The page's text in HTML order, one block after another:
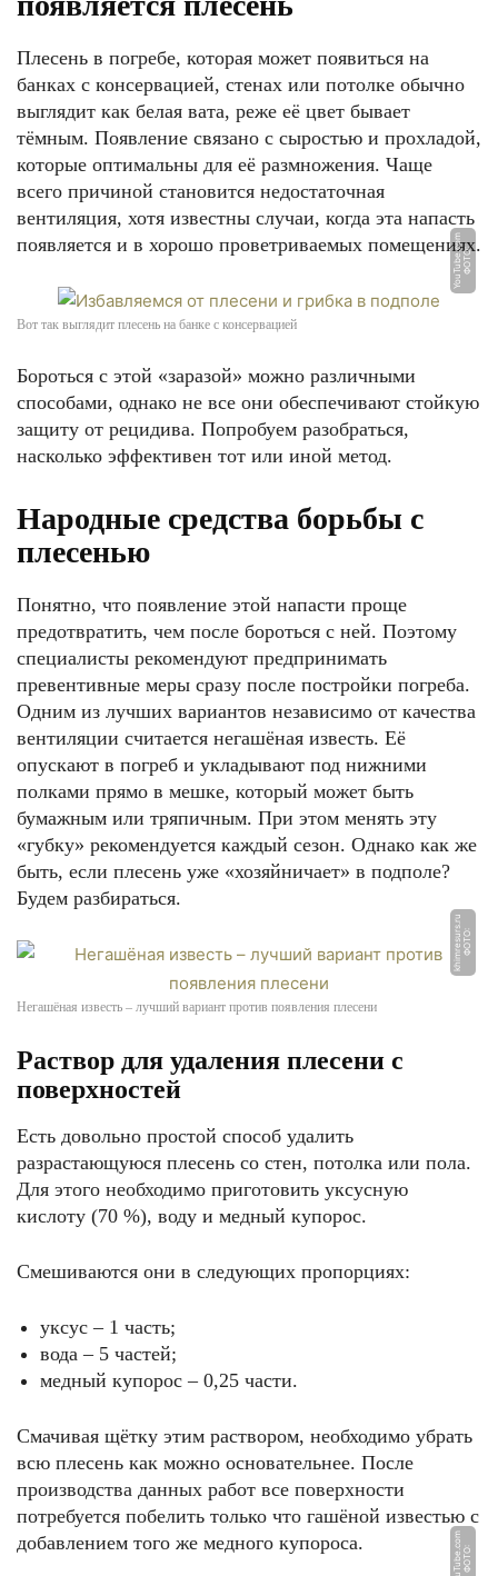
Плесень в погребе, которая может появиться на
банках с консервацией, стенах или потолке обычно
выглядит как белая вата, реже её цвет бывает
тёмным. Появление связано с сыростью и прохладой,
которые оптимальны для её размножения. Чаще
всего причиной становится недостаточная
вентиляция, хотя известны случаи, когда эта напасть
появляется и в хорошо проветриваемых помещениях.
Ф
О
Т
О:
Y
o
u
T
u
b
e.
c
o
m
Вот так выглядит плесень на банке с консервацией
Бороться с этой «заразой» можно различными
способами, однако не все они обеспечивают стойкую
защиту от рецидива. Попробуем разобраться,
насколько эффективен тот или иной метод.
Народные средства борьбы с
плесенью
Понятно, что появление этой напасти проще
предотвратить, чем после бороться с ней. Поэтому
специалисты рекомендуют предпринимать
превентивные меры сразу после постройки погреба.
Одним из лучших вариантов независимо от качества
вентиляции считается негашёная известь. Её
опускают в погреб и укладывают под нижними
полками прямо в мешке, который может быть
бумажным или тряпичным. При этом менять эту
«губку» рекомендуется каждый сезон. Однако как же
быть, если плесень уже «хозяйничает» в подполе?
Будем разбираться.
Ф
О
Т
О:
k
hi
m
r
e
s
u
r
s.
r
u
Негашёная известь – лучший вариант против появления плесени
Раствор для удаления плесени с
поверхностей
Есть довольно простой способ удалить
разрастающуюся плесень со стен, потолка или пола.
Для этого необходимо приготовить уксусную
кислоту (70 %), воду и медный купорос.
Смешиваются они в следующих пропорциях:
уксус – 1 часть;
вода – 5 частей;
медный купорос – 0,25 части.
Смачивая щётку этим раствором, необходимо убрать
всю плесень как можно основательнее. После
производства данных работ все поверхности
потребуется побелить только что гашёной известью с
добавлением того же медного купороса.
Ф
О
Т
О:
Y
o
u
T
u
b
e.
c
o
m